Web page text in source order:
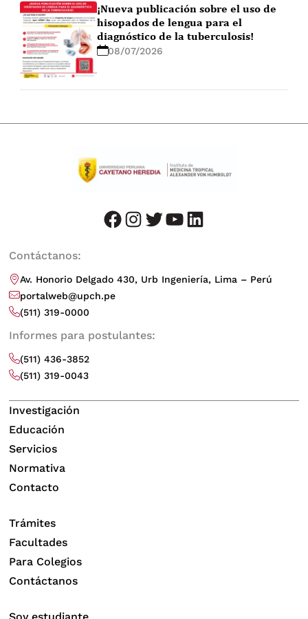
¡Nueva publicación sobre el uso de
hisopados de lengua para el
diagnóstico de la tuberculosis!
08/07/2026
facebook instagram twitter youtube LinkedIn
Contáctanos:
Av. Honorio Delgado 430, Urb Ingeniería, Lima – Perú
portalweb@upch.pe
(511) 319-0000
Informes para postulantes:
(511) 436-3852
(511) 319-0043
Investigación
Educación
Servicios
Normativa
Contacto
Trámites
Facultades
Para Colegios
Contáctanos